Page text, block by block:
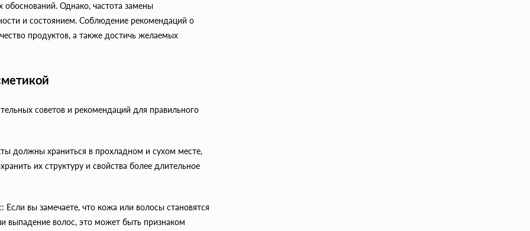
Однако, частота замены
и состоянием. Соблюдение рекомендаций о
продуктов, а также достичь желаемых
советов и рекомендаций для правильного
должны храниться в прохладном и сухом месте,
их структуру и свойства более длительное
вы замечаете, что кожа или волосы становятся
выпадение волос, это может быть признаком